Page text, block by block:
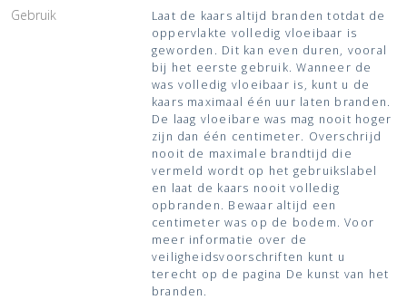
Gebruik
Laat de kaars altijd branden totdat de
oppervlakte volledig vloeibaar is
geworden. Dit kan even duren, vooral
bij het eerste gebruik. Wanneer de
was volledig vloeibaar is, kunt u de
kaars maximaal één uur laten branden.
De laag vloeibare was mag nooit hoger
zijn dan één centimeter. Overschrijd
nooit de maximale brandtijd die
vermeld wordt op het gebruikslabel
en laat de kaars nooit volledig
opbranden. Bewaar altijd een
centimeter was op de bodem. Voor
meer informatie over de
veiligheidsvoorschriften kunt u
terecht op de pagina De kunst van het
branden.